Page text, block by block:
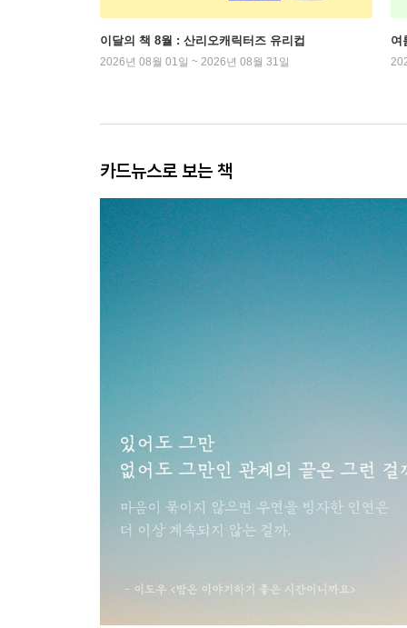
이달의 책 8월 : 산리오캐릭터즈 유리컵
2026년 08월 01일 ~ 2026년 08월 31일
여
카드뉴스로 보는 책